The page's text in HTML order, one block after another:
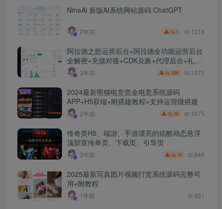
NineAi 新版AI系统网站源码 ChatGPT
2年前 1 1218
阿拉德之怒运营后台+阿拉德全功能运营后台
全解密+充值对接+CDK兑换+代理后台+礼包
管理+商城管理
3年前 100 1077
2024最新熊猫电竞赏金电竞系统源码
APP+H5双端+附搭建教程+支持运营级搭建
2年前 10 1075
传奇类H5、端游、手游漂亮的炫酷动态悬浮
顶部宣传单页、下载页、引导页
3年前 10 948
2025最新写真图片视频打赏系统源码完整可
用+附教程
1年前 891